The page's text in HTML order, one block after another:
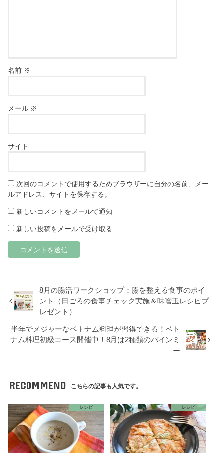
名前 ※
メール ※
サイト
次回のコメントで使用するためブラウザーに自分の名前、メー
ルアドレス、サイトを保存する。
新しいコメントをメールで通知
新しい投稿をメールで受け取る
8月の腸活ワークショップ：腸を整える食事のポイ
ント（日ごろの食事チェック実施＆味噌玉レシピプ
レゼント）
半年でメジャーなベトナム料理が習得できる！ベト
ナム料理初級コース開催中！8月は2種類のバインミ
ー
RECOMMEND こちらの記事も人気です。
レシピ レシピ